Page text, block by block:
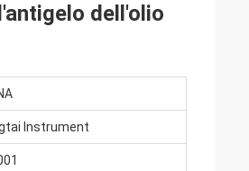
dell'olio
Instrument